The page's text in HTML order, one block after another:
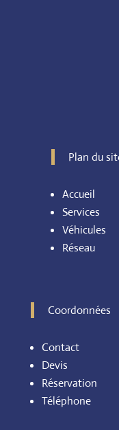
Plan du
Accueil
Services
Véhicules
Réseau
Coordonnées
Contact
Devis
Réservation
Téléphone